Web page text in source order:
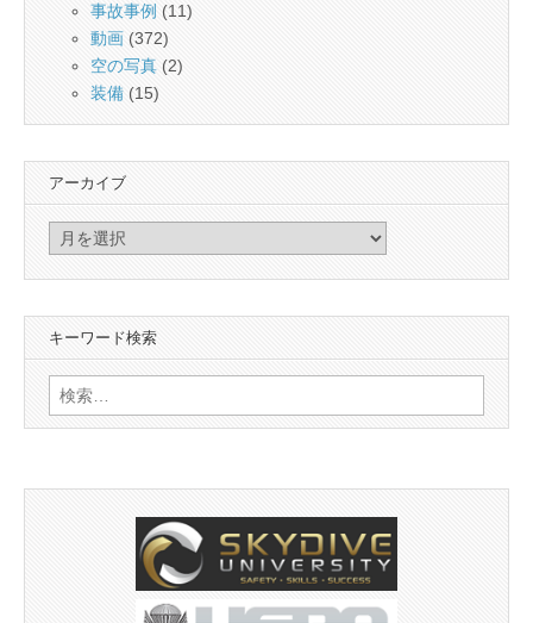
事故事例 (11)
動画 (372)
空の写真 (2)
装備 (15)
アーカイブ
イ
キーワード検索
検
索: